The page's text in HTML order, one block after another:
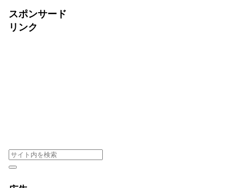
スポンサード
リンク